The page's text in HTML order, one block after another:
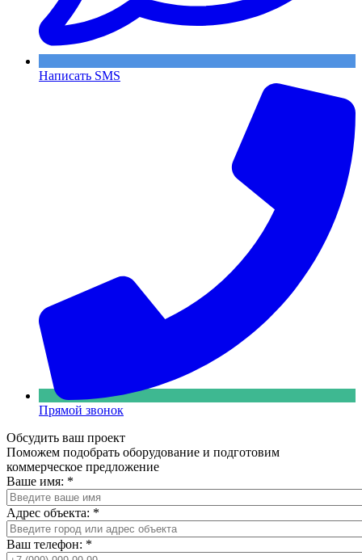
Написать SMS
Прямой звонок
Обсудить ваш проект
Поможем подобрать оборудование и подготовим
коммерческое предложение
Ваше имя: *
Адрес объекта: *
Ваш телефон: *